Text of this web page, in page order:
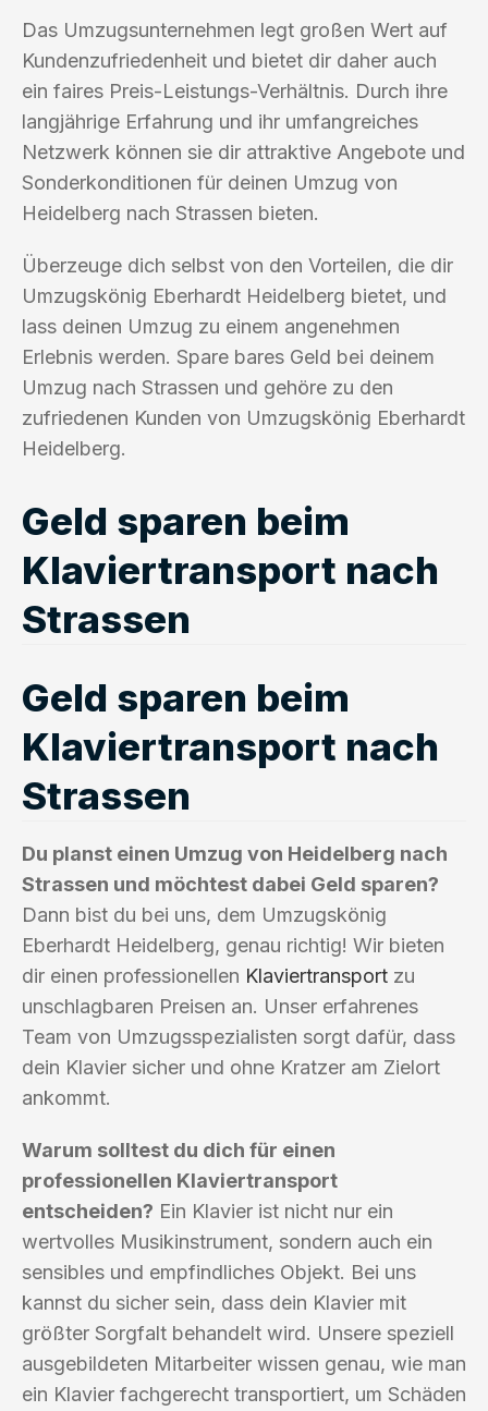
Das Umzugsunternehmen legt großen Wert auf
Kundenzufriedenheit und bietet dir daher auch
ein faires Preis-Leistungs-Verhältnis. Durch ihre
langjährige Erfahrung und ihr umfangreiches
Netzwerk können sie dir attraktive Angebote und
Sonderkonditionen für deinen Umzug von
Heidelberg nach Strassen bieten.
Überzeuge dich selbst von den Vorteilen, die dir
Umzugskönig Eberhardt Heidelberg bietet, und
lass deinen Umzug zu einem angenehmen
Erlebnis werden. Spare bares Geld bei deinem
Umzug nach Strassen und gehöre zu den
zufriedenen Kunden von Umzugskönig Eberhardt
Heidelberg.
Geld sparen beim
Klaviertransport nach
Strassen
Geld sparen beim
Klaviertransport nach
Strassen
Du planst einen Umzug von Heidelberg nach
Strassen und möchtest dabei Geld sparen?
Dann bist du bei uns, dem Umzugskönig
Eberhardt Heidelberg, genau richtig! Wir bieten
dir einen professionellen Klaviertransport zu
unschlagbaren Preisen an. Unser erfahrenes
Team von Umzugsspezialisten sorgt dafür, dass
dein Klavier sicher und ohne Kratzer am Zielort
ankommt.
Warum solltest du dich für einen
professionellen Klaviertransport
entscheiden? Ein Klavier ist nicht nur ein
wertvolles Musikinstrument, sondern auch ein
sensibles und empfindliches Objekt. Bei uns
kannst du sicher sein, dass dein Klavier mit
größter Sorgfalt behandelt wird. Unsere speziell
ausgebildeten Mitarbeiter wissen genau, wie man
ein Klavier fachgerecht transportiert, um Schäden